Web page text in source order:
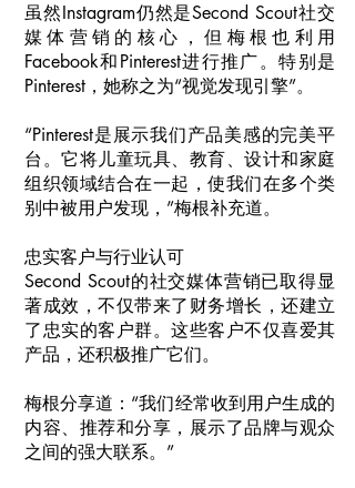
虽然Instagram仍然是Second Scout社交
媒体营销的核心，但梅根也利用
Facebook和Pinterest进行推广。特别是
Pinterest，她称之为“视觉发现引擎”。
“Pinterest是展示我们产品美感的完美平
台。它将儿童玩具、教育、设计和家庭
组织领域结合在一起，使我们在多个类
别中被用户发现，”梅根补充道。
忠实客户与行业认可
Second Scout的社交媒体营销已取得显
著成效，不仅带来了财务增长，还建立
了忠实的客户群。这些客户不仅喜爱其
产品，还积极推广它们。
梅根分享道：“我们经常收到用户生成的
内容、推荐和分享，展示了品牌与观众
之间的强大联系。”